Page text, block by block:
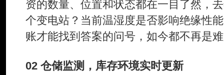
资的数量、位置和状态都在一目了然，
个变电站？当前温湿度是否影响绝缘性
账才能找到答案的问号，如今都不再是
02 仓储监测，库存环境实时更新